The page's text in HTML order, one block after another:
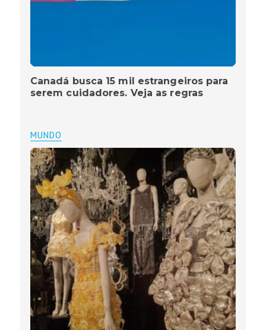
Canadá busca 15 mil estrangeiros para
serem cuidadores. Veja as regras
MUNDO